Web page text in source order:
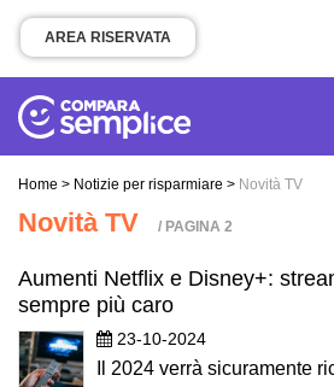
AREA RISERVATA
Home > Notizie per risparmiare > Novità TV
Novità TV / PAGINA 2
Aumenti Netflix e Disney+:
sempre più caro
23-10-2024
Il 2024 verrà sicuramente